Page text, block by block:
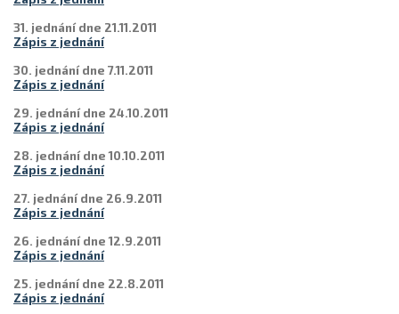
31. jednání dne 21.11.2011
Zápis z jednání
30. jednání dne 7.11.2011
Zápis z jednání
29. jednání dne 24.10.2011
Zápis z jednání
28. jednání dne 10.10.2011
Zápis z jednání
27. jednání dne 26.9.2011
Zápis z jednání
26. jednání dne 12.9.2011
Zápis z jednání
25. jednání dne 22.8.2011
Zápis z jednání